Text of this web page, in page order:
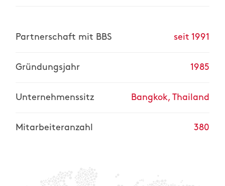
Partnerschaft mit BBS seit 1991
Gründungsjahr 1985
Unternehmenssitz Bangkok, Thailand
Mitarbeiteranzahl 380